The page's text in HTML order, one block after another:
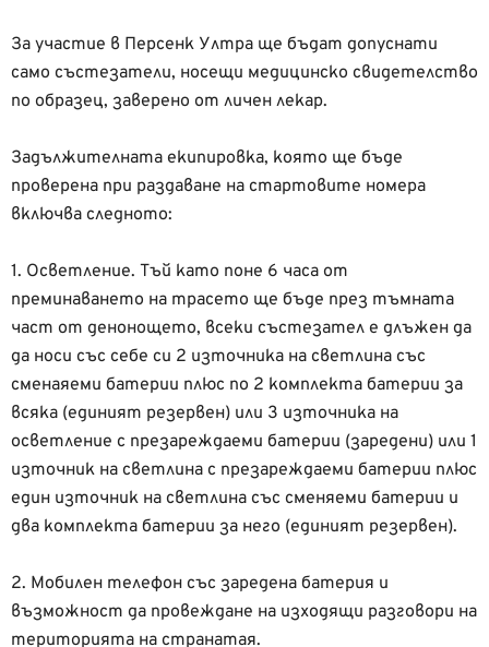
За участие в Персенк Ултра ще бъдат допуснати
само състезатели, носещи медицинско свидетелство
по образец, заверено от личен лекар.
Задължителната екипировка, която ще бъде
проверена при раздаване на стартовите номера
включва следното:
1. Осветление. Тъй като поне 6 часа от
преминаването на трасето ще бъде през тъмната
част от денонощето, всеки състезател е длъжен да
да носи със себе си 2 източника на светлина със
сменаяеми батерии плюс по 2 комплекта батерии за
всяка (единият резервен) или 3 източника на
осветление с презареждаеми батерии (заредени) или 1
източник на светлина с презареждаеми батерии плюс
един източник на светлина със сменяеми батерии и
два комплекта батерии за него (единият резервен).
2. Мобилен телефон със заредена батерия и
възможност да провеждане на изходящи разговори на
територията на странатая.